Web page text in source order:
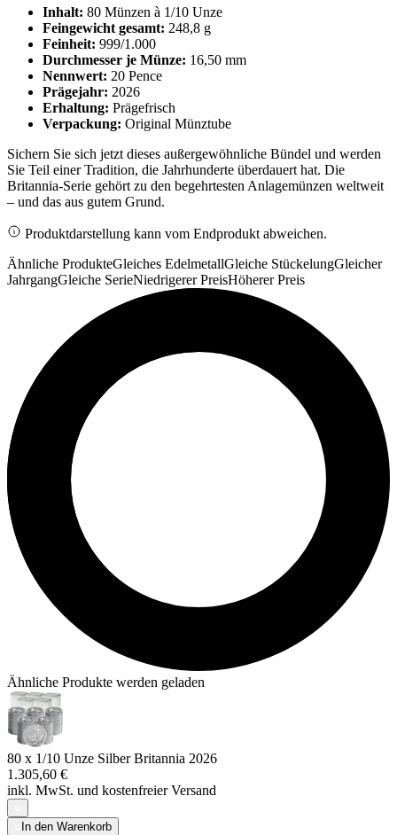
Inhalt: 80 Münzen à 1/10 Unze
Feingewicht gesamt: 248,8 g
Feinheit: 999/1.000
Durchmesser je Münze: 16,50 mm
Nennwert: 20 Pence
Prägejahr: 2026
Erhaltung: Prägefrisch
Verpackung: Original Münztube
Sichern Sie sich jetzt dieses außergewöhnliche Bündel und werden
Sie Teil einer Tradition, die Jahrhunderte überdauert hat. Die
Britannia-Serie gehört zu den begehrtesten Anlagemünzen weltweit
– und das aus gutem Grund.
Produktdarstellung kann vom Endprodukt abweichen.
Ähnliche ProdukteGleiches EdelmetallGleiche StückelungGleicher
JahrgangGleiche SerieNiedrigerer PreisHöherer Preis
Ähnliche Produkte werden geladen
80 x 1/10 Unze Silber Britannia 2026
1.305,60 €
inkl. MwSt. und kostenfreier Versand
In den Warenkorb